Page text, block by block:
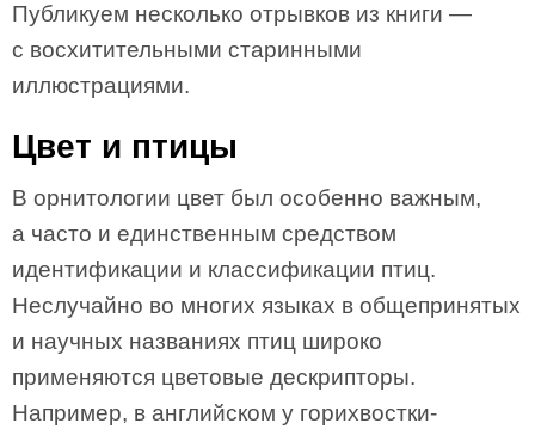
Публикуем несколько отрывков из книги —
с восхитительными старинными
иллюстрациями.
Цвет и птицы
В орнитологии цвет был особенно важным,
а часто и единственным средством
идентификации и классификации птиц.
Неслучайно во многих языках в общепринятых
и научных названиях птиц широко
применяются цветовые дескрипторы.
Например, в английском у горихвостки-